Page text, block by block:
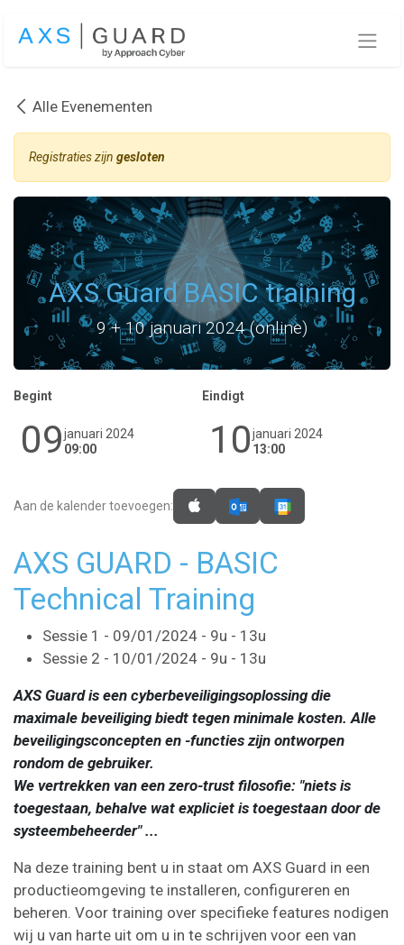
Alle Evenementen
Registraties zijn gesloten
AXS Guard BASIC training
9 + 10 januari 2024 (online)
Begint
09januari 2024
09:00
Eindigt
10januari 2024
13:00
Aan de kalender toevoegen:
AXS GUARD - BASIC
Technical Training
Sessie 1 - 09/01/2024 - 9u - 13u
Sessie 2 - 10/01/2024 - 9u - 13u
AXS Guard is een cyberbeveiligingsoplossing die
maximale beveiliging biedt tegen minimale kosten. Alle
beveiligingsconcepten en -functies zijn ontworpen
rondom de gebruiker.
We vertrekken van een zero-trust filosofie: "niets is
toegestaan, behalve wat expliciet is toegestaan door de
systeembeheerder" ...
Na deze training bent u in staat om AXS Guard in een
productieomgeving te installeren, configureren en
beheren. Voor training over specifieke features nodigen
wij u van harte uit om u in te schrijven voor een van